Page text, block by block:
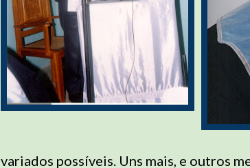
variados possíveis. Uns mais, e outros